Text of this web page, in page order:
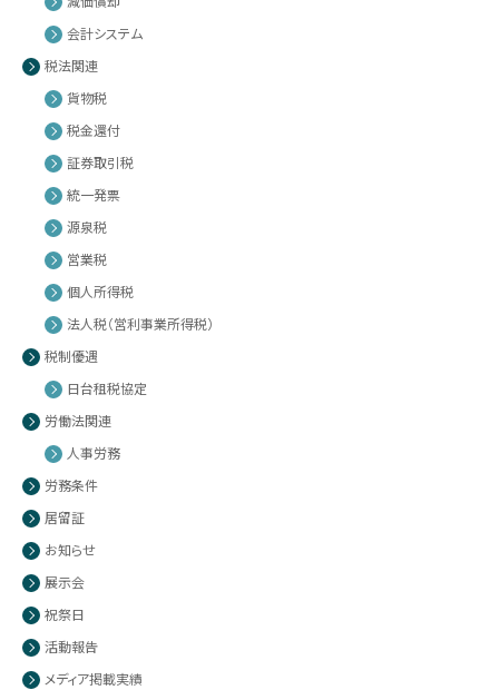
会計システム
税法関連
貨物税
税金還付
証券取引税
統一発票
源泉税
営業税
個人所得税
法人税（営利事業所得税）
税制優遇
日台租税協定
労働法関連
人事労務
労務条件
居留証
お知らせ
展示会
祝祭日
活動報告
メディア掲載実績